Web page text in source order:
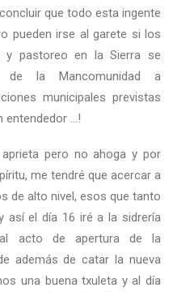
que todo esta ingente
pueden irse al garete si los
y pastoreo en la Sierra se
la Mancomunidad a
municipales previstas
entendedor …!
pero no ahoga y por
me tendré que acercar a
de alto nivel, esos que tanto
así el día 16 iré a la sidrería
acto de apertura de la
además de catar la nueva
una buena txuleta y al día